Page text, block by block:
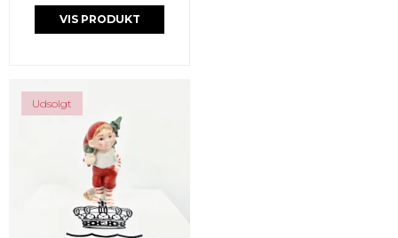
VIS PRODUKT
Udsolgt